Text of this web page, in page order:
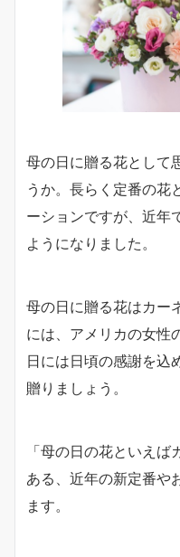
母の日に贈る花として
うか。長らく定番の花
ーションですが、近年
ようになりました。
母の日に贈る花はカー
には、アメリカの女性
日には日頃の感謝を込
贈りましょう。
「母の日の花といえ
ある、近年の新定番や
ます。